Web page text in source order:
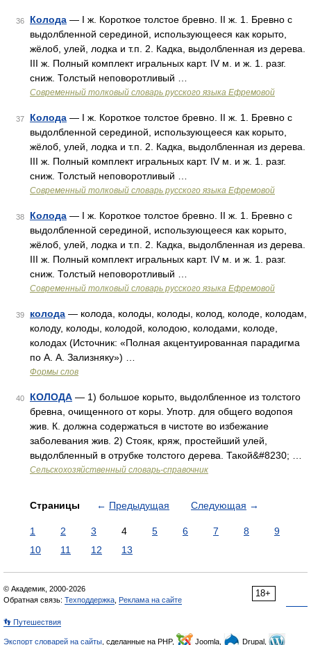
36 Колода — I ж. Короткое толстое бревно. II ж. 1. Бревно с
выдолбленной серединой, использующееся как корыто,
жёлоб, улей, лодка и т.п. 2. Кадка, выдолбленная из дерева.
III ж. Полный комплект игральных карт. IV м. и ж. 1. разг.
сниж. Толстый неповоротливый …
Современный толковый словарь русского языка Ефремовой
37 Колода — I ж. Короткое толстое бревно. II ж. 1. Бревно с
выдолбленной серединой, использующееся как корыто,
жёлоб, улей, лодка и т.п. 2. Кадка, выдолбленная из дерева.
III ж. Полный комплект игральных карт. IV м. и ж. 1. разг.
сниж. Толстый неповоротливый …
Современный толковый словарь русского языка Ефремовой
38 Колода — I ж. Короткое толстое бревно. II ж. 1. Бревно с
выдолбленной серединой, использующееся как корыто,
жёлоб, улей, лодка и т.п. 2. Кадка, выдолбленная из дерева.
III ж. Полный комплект игральных карт. IV м. и ж. 1. разг.
сниж. Толстый неповоротливый …
Современный толковый словарь русского языка Ефремовой
39 колода — колода, колоды, колоды, колод, колоде, колодам,
колоду, колоды, колодой, колодою, колодами, колоде,
колодах (Источник: «Полная акцентуированная парадигма
по А. А. Зализняку») …
Формы слов
40 КОЛОДА — 1) большое корыто, выдолбленное из толстого
бревна, очищенного от коры. Употр. для общего водопоя
жив. К. должна содержаться в чистоте во избежание
заболевания жив. 2) Стояк, кряж, простейший улей,
выдолбленный в отрубке толстого дерева. Такой&#8230; …
Сельскохозяйственный словарь-справочник
Страницы ← Предыдущая Следующая →
1 2 3 4 5 6 7 8
9
10
11 12 13
18+
© Академик, 2000-2026
Обратная связь: Техподдержка Реклама на сайте
👣 Путешествия
Экспорт словарей на сайты , сделанные на PHP, Joomla, Drupal,